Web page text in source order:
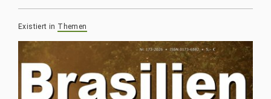
Existiert in Themen